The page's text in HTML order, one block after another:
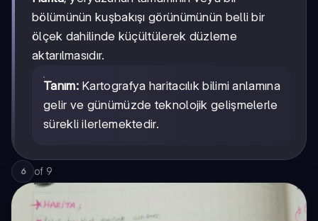
bölümünün kuşbakışı görünümünün belli bir
ölçek dahilinde küçültülerek düzleme
aktarılmasıdır.
Tanım:Kartografya haritacılık bilimi anlamına
gelir ve günümüzde teknolojik gelişmelerle
sürekli ilerlemektedir.
6 of 9